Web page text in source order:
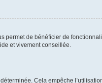
permet de bénéficier de
et vivement conseillée.
Cela empêche